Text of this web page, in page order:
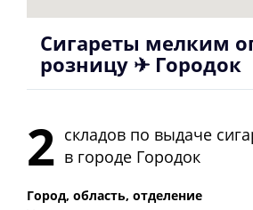
Сигареты мелким
розницу ✈ Городок
2 складов по выдаче
в городе Городок
Город, область, отделение